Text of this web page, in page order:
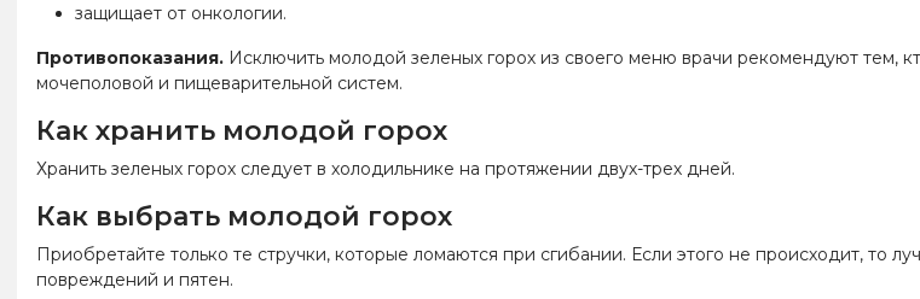
защищает от онкологии.
Противопоказания. Исключить молодой зеленых горох из своего меню врачи рекомендуют тем,
мочеполовой и пищеварительной систем.
Как хранить молодой горох
Хранить зеленых горох следует в холодильнике на протяжении двух-трех дней.
Как выбрать молодой горох
Приобретайте только те стручки, которые ломаются при сгибании. Если этого не происходит, то
повреждений и пятен.